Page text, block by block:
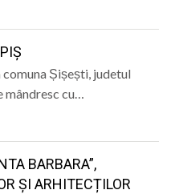
Șișești, judetul
mândresc cu…
BARBARA”,
ȘI ARHITECȚILOR